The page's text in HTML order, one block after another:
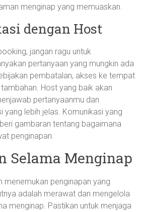
menginap yang memuaskan.
dengan Host
jangan ragu untuk
pertanyaan yang mungkin ada
pembatalan, akses ke tempat
Host yang baik akan
pertanyaanmu dan
yang lebih jelas. Komunikasi yang
gambaran tentang bagaimana
penginapan.
Selama Menginap
menemukan penginapan yang
adalah merawat dan mengelola
menginap. Pastikan untuk menjaga